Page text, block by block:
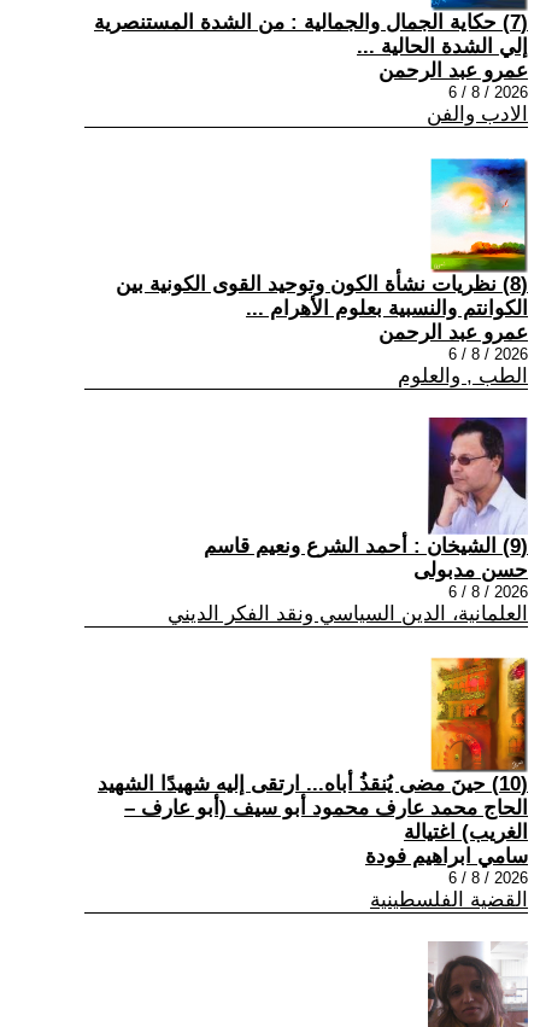
(7) حكاية الجمال والجمالية : من الشدة المستنصرية
إلي الشدة الحالية ...
عمرو عبد الرحمن
2026 / 8 / 6
الادب والفن
(8) نظريات نشأة الكون وتوحيد القوى الكونية بين
الكوانتم والنسبية بعلوم الأهرام ...
عمرو عبد الرحمن
2026 / 8 / 6
الطب , والعلوم
(9) الشيخان : أحمد الشرع ونعيم قاسم
حسن مدبولى
2026 / 8 / 6
العلمانية، الدين السياسي ونقد الفكر الديني
(10) حينَ مضى يُنقذُ أباه... ارتقى إليه شهيدًا الشهيد
الحاج محمد عارف محمود أبو سيف (أبو عارف –
الغريب) اغتيالة
سامي ابراهيم فودة
2026 / 8 / 6
القضية الفلسطينية